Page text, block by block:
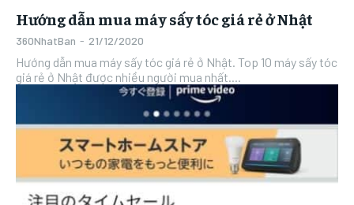
DU LỊCH
LÀM ĐẸP
MÃ COUPON
DU LỊCH
LÀM ĐẸP
MÃ COUPON
SỨC KHỎE
LÀM ĐẸP
MÃ COUPON
SỨC KHỎE
LÀM ĐẸP
MÃ COUPON
Hướng dẫn mua máy sấy tóc giá rẻ ở Nhật
360NhatBan - 21/12/2020
Hướng dẫn mua máy sấy tóc giá rẻ ở Nhật. Top 10 máy sấy tóc
giá rẻ ở Nhật được nhiều người mua nhất....